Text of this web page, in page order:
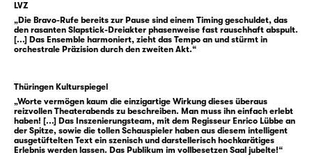
verheddern — in den Abgründen der
abstrusen Story, ihren privaten
Verwicklungen und der Frage, durch welche
versucht angesichts der drohenden Premiere
beharrlich, aber vergeblich einen roten
Faden in die Abläufe auf und hinter der
Bühne zu bekommen …
LVZ
„Die Bravo-Rufe bereits zur Pause sind einem Timing geschuldet, das
den rasanten Slapstick-Dreiakter phasenweise fast rauschhaft abspult.
[...] Das Ensemble harmoniert, zieht das Tempo an und stürmt in
orchestrale Präzision durch den zweiten Akt.“
Thüringen Kulturspiegel
„Worte vermögen kaum die einzigartige Wirkung dieses überaus
reizvollen Theaterabends zu beschreiben. Man muss ihn einfach erlebt
haben! [...] Das Inszenierungsteam, mit dem Regisseur Enrico Lübbe an
der Spitze, sowie die tollen Schauspieler haben aus diesem intelligent
ausgetüftelten Text ein szenisch und darstellerisch hochkarätiges
Erlebnis werden lassen. Das Publikum im vollbesetzen Saal jubelte!“